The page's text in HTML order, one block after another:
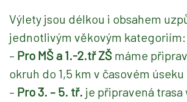
Výlety jsou délkou i obsahem
jednotlivým věkovým kategoriím:
– Pro MŠ a 1.-2.tř ZŠ máme
okruh do 1,5 km v časovém
– Pro 3. – 5. tř. je připravená trasa